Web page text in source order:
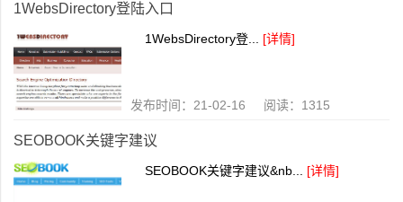
1WebsDirectory登陆入口
1WebsDirectory登... [详情]
发布时间：21-02-16 阅读：1315
SEOBOOK关键字建议
SEOBOOK关键字建议&nb... [详情]